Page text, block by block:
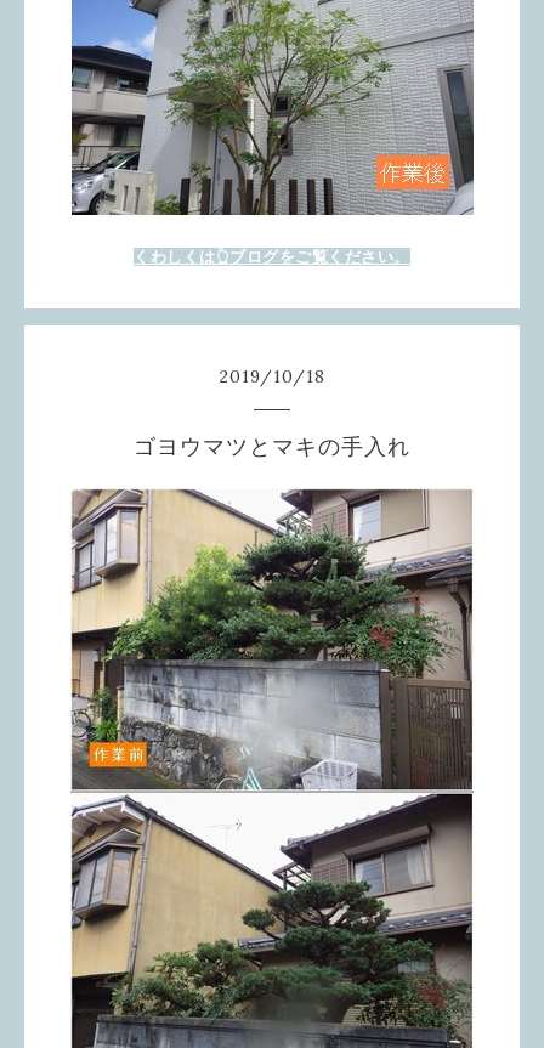
くわしくは👆ブログをご覧ください。
2019/10/18
ゴヨウマツとマキの手入れ